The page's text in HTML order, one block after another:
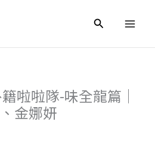
搜
啦啦隊-味全龍篇｜
金娜妍